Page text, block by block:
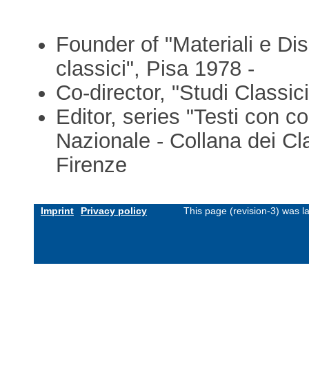
Founder of "Materiali e
classici", Pisa 1978 -
Co-director, "Studi
Editor, series "Testi con
Nazionale - Collana dei
Firenze
Imprint Privacy policy This page (revision-3) was